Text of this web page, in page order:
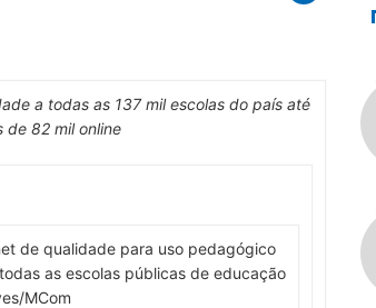
a todas as 137 mil escolas do país até
de 82 mil online
de qualidade para uso pedagógico
as escolas públicas de educação
MCom